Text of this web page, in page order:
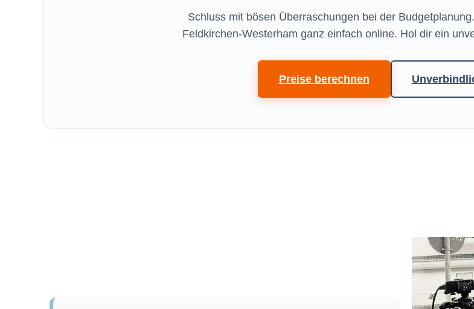
Schluss mit bösen Überraschungen bei der
Feldkirchen-Westerham ganz einfach online. Hol dir ein
Preise berechnen